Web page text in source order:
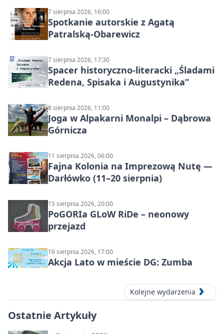
7 sierpnia 2026, 16:00
Spotkanie autorskie z Agatą
Patralską-Obarewicz
7 sierpnia 2026, 17:30
Spacer historyczno-literacki „Śladami
Redena, Spisaka i Augustynika”
8 sierpnia 2026, 11:00
Joga w Alpakarni Monalpi – Dąbrowa
Górnicza
11 sierpnia 2026, 06:00
Fajna Kolonia na Imprezową Nutę —
Darłówko (11–20 sierpnia)
15 sierpnia 2026, 20:00
PoGORIa GLoW RiDe – neonowy
przejazd
16 sierpnia 2026, 17:00
Akcja Lato w mieście DG: Zumba
Kolejne wydarzenia
Ostatnie Artykuły